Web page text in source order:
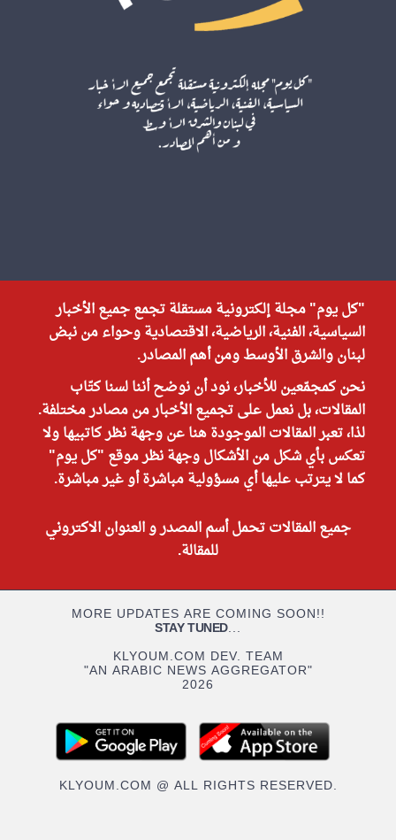
"كل يوم" مجلة إلكترونية مستقلة تجمع جميع الأخبار
السياسية، الفنية، الرياضية، الاقتصادية وحواء من نبض
لبنان والشرق الأوسط ومن أهم المصادر.
نحن كمجمّعين للأخبار، نود أن نوضح أننا لسنا كتّاب
المقالات، بل نعمل على تجميع الأخبار من مصادر مختلفة.
لذا، تعبر المقالات الموجودة هنا عن وجهة نظر كاتبيها ولا
تعكس بأي شكل من الأشكال وجهة نظر موقع "كل يوم"
كما لا يترتب عليها أي مسؤولية مباشرة أو غير مباشرة.
جميع المقالات تحمل أسم المصدر و العنوان الاكتروني
للمقالة.
MORE UPDATES ARE COMING SOON!!
STAY TUNED...
KLYOUM.COM DEV. TEAM
"AN ARABIC NEWS AGGREGATOR"
2026
KLYOUM.COM @ ALL RIGHTS RESERVED.